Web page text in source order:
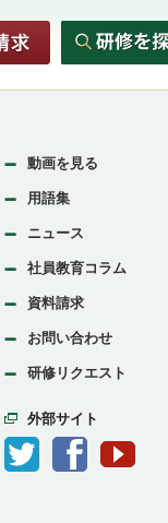
動画を見る
用語集
ニュース
社員教育コラム
資料請求
お問い合わせ
研修リクエスト
外部サイト